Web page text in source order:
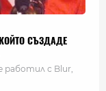
СЪЗДАДЕ
работил с Blur,